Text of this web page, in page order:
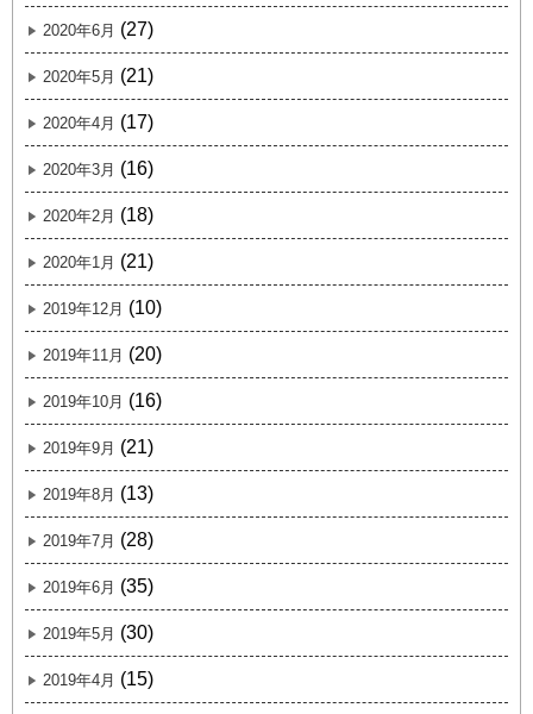
2020年6月 (27)
2020年5月 (21)
2020年4月 (17)
2020年3月 (16)
2020年2月 (18)
2020年1月 (21)
2019年12月 (10)
2019年11月 (20)
2019年10月 (16)
2019年9月 (21)
2019年8月 (13)
2019年7月 (28)
2019年6月 (35)
2019年5月 (30)
2019年4月 (15)